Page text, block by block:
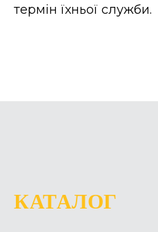
термін їхньої служби.
КАТАЛОГ